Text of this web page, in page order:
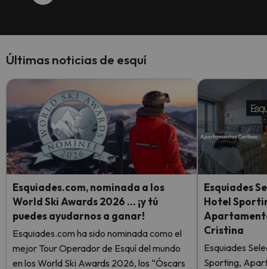
Últimas noticias de esquí
Esquiades.com, nominada a los
World Ski Awards 2026 … ¡y tú
puedes ayudarnos a ganar!
Esquiades.com ha sido nominada como el
mejor Tour Operador de Esquí del mundo
en los World Ski Awards 2026, los “Óscars
Esquiades
Hotel
Cristina
Esquiades
Sporting,